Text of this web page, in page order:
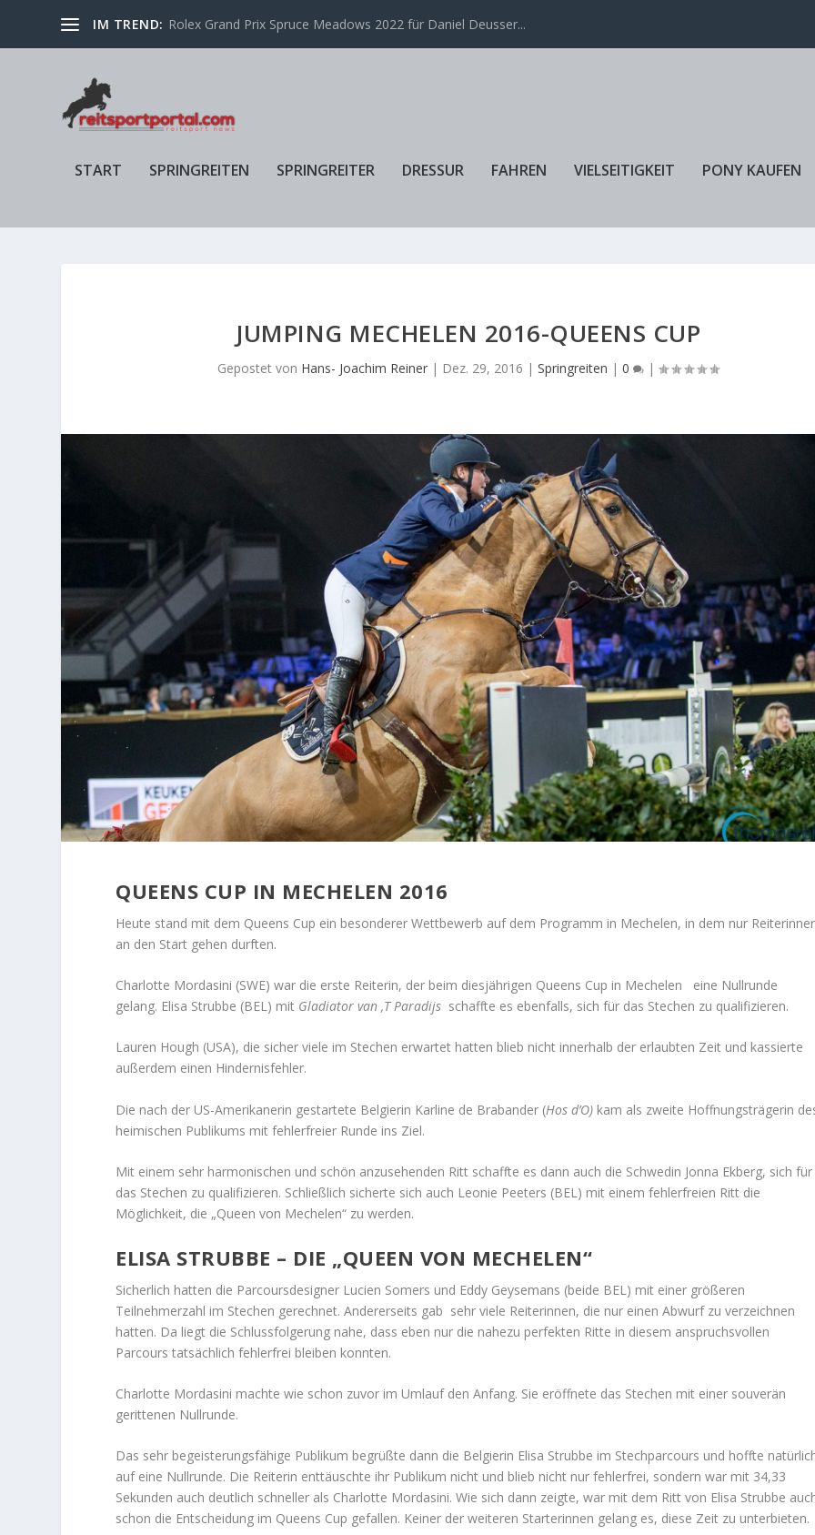
IM TREND: Rolex Grand Prix Spruce Meadows 2022 für Daniel Deusser...
START SPRINGREITEN SPRINGREITER DRESSUR FAHREN VIELSEITIGKEIT PONY KAUFEN
JUMPING MECHELEN 2016-QUEENS CUP
Gepostet von Hans- Joachim Reiner | Dez. 29, 2016 |Springreiten |0 |
QUEENS CUP IN MECHELEN 2016
Heute stand mit dem Queens Cup ein besonderer Wettbewerb auf dem Programm in Mechelen, in dem nur
an den Start gehen durften.
Charlotte Mordasini (SWE) war die erste Reiterin, der beim diesjährigen Queens Cup in Mechelen eine Nullrunde
gelang. Elisa Strubbe (BEL) mit Gladiator van ‚T Paradijs schaffte es ebenfalls, sich für das Stechen zu qualifizieren.
Lauren Hough (USA), die sicher viele im Stechen erwartet hatten blieb nicht innerhalb der erlaubten Zeit und kassierte
außerdem einen Hindernisfehler.
Die nach der US-Amerikanerin gestartete Belgierin Karline de Brabander (Hos d’O) kam als zweite Hoffnungsträgerin
heimischen Publikums mit fehlerfreier Runde ins Ziel.
Mit einem sehr harmonischen und schön anzusehenden Ritt schaffte es dann auch die Schwedin Jonna Ekberg, sich für
das Stechen zu qualifizieren. Schließlich sicherte sich auch Leonie Peeters (BEL) mit einem fehlerfreien Ritt die
Möglichkeit, die „Queen von Mechelen“ zu werden.
ELISA STRUBBE – DIE „QUEEN VON MECHELEN“
Sicherlich hatten die Parcoursdesigner Lucien Somers und Eddy Geysemans (beide BEL) mit einer größeren
Teilnehmerzahl im Stechen gerechnet. Andererseits gab sehr viele Reiterinnen, die nur einen Abwurf zu verzeichnen
hatten. Da liegt die Schlussfolgerung nahe, dass eben nur die nahezu perfekten Ritte in diesem anspruchsvollen
Parcours tatsächlich fehlerfrei bleiben konnten.
Charlotte Mordasini machte wie schon zuvor im Umlauf den Anfang. Sie eröffnete das Stechen mit einer souverän
gerittenen Nullrunde.
Das sehr begeisterungsfähige Publikum begrüßte dann die Belgierin Elisa Strubbe im Stechparcours und hoffte
auf eine Nullrunde. Die Reiterin enttäuschte ihr Publikum nicht und blieb nicht nur fehlerfrei, sondern war mit 34,33
Sekunden auch deutlich schneller als Charlotte Mordasini. Wie sich dann zeigte, war mit dem Ritt von Elisa Strubbe
schon die Entscheidung im Queens Cup gefallen. Keiner der weiteren Starterinnen gelang es, diese Zeit zu unterbieten.